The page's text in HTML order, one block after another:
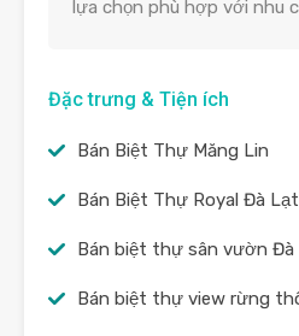
lựa chọn phù hợp với nhu
Đặc trưng & Tiện ích
Bán Biệt Thự Măng Lin
Bán Biệt Thự Royal Đà Lạt
Bán biệt thự sân vườn Đà
Bán biệt thự view rừng